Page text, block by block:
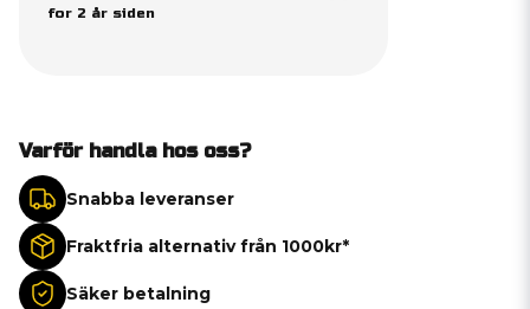
for 2 år siden
Varför handla hos oss?
Snabba leveranser
Fraktfria alternativ från 1000kr*
Säker betalning